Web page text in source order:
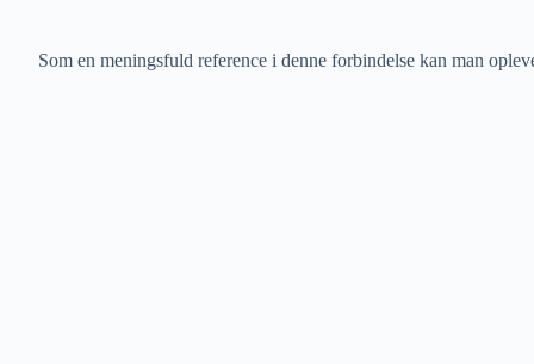
Som en meningsfuld reference i denne forbindelse kan man